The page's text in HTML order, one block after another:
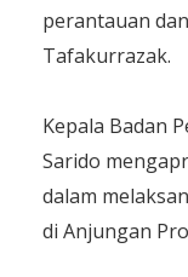
perantauan
Tafakurrazak.
Kepala Badan
Sarido
dalam
di Anjungan